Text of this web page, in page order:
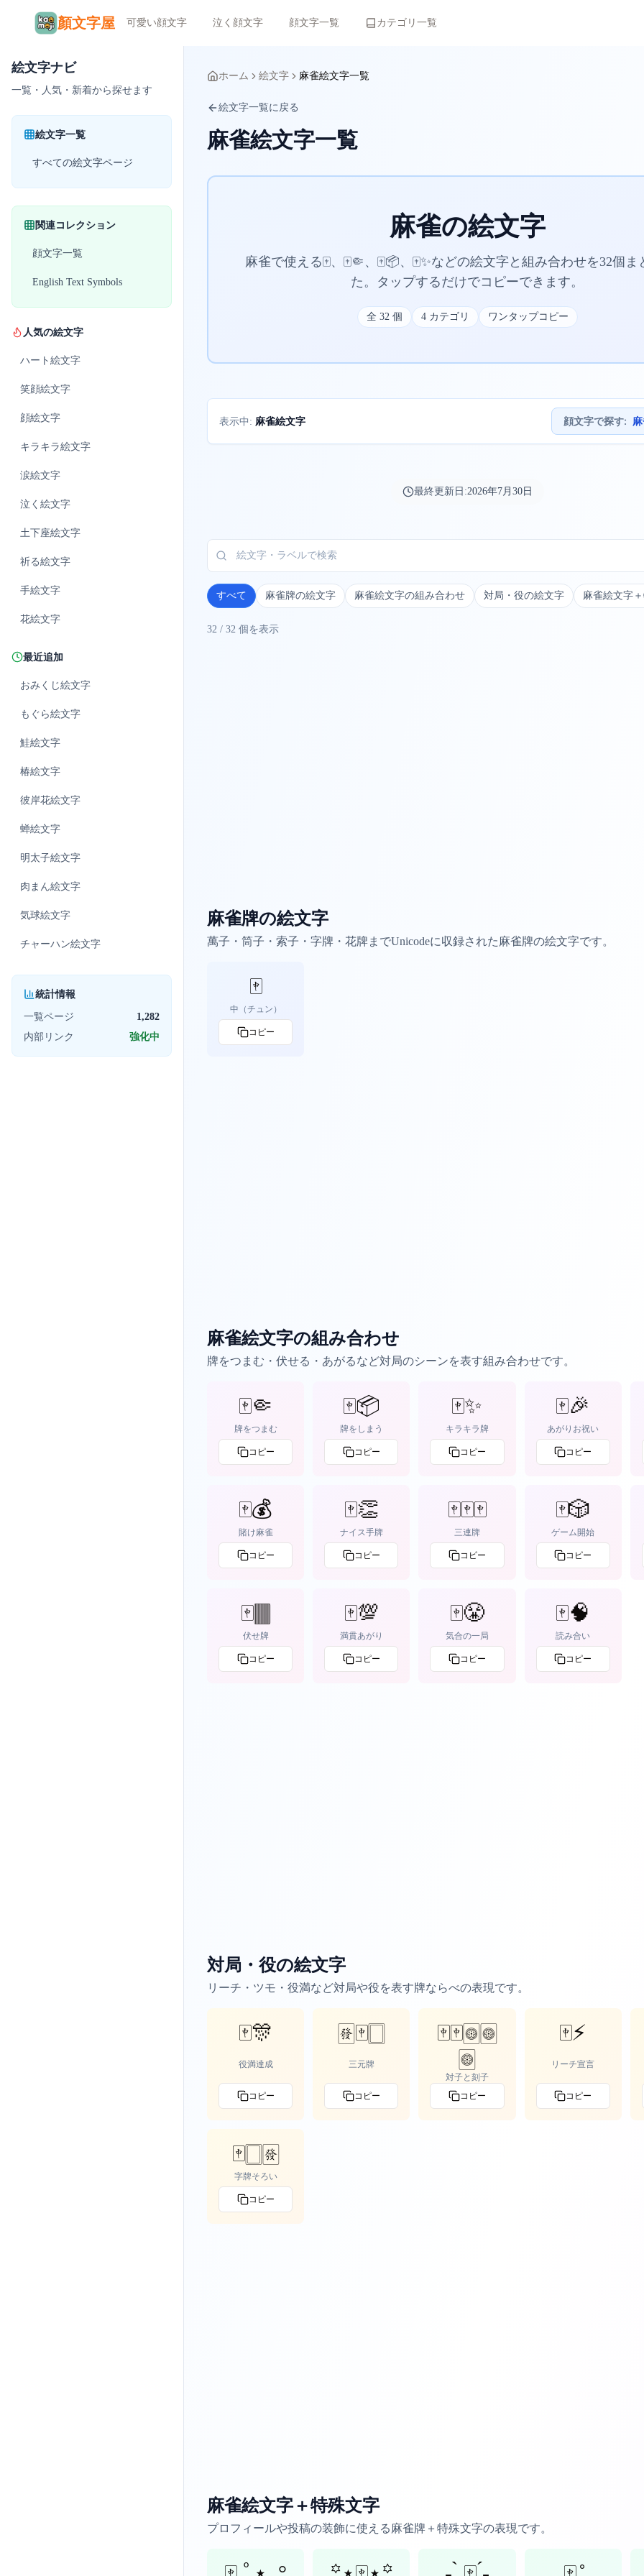
顏文字屋 可愛い顔文字 泣く顔文字 顔文字一覧 カテゴリ一覧
絵文字ナビ
一覧・人気・新着から探せます
絵文字一覧
すべての絵文字ページ
関連コレクション
顔文字一覧
English Text Symbols
人気の絵文字
ハート 絵文字
笑顔絵文字
顔絵文字
キラキラ絵文字
涙絵文字
泣く 絵文字
土下座絵文字
祈る絵文字
手絵文字
花絵文字
最近追加
おみくじ絵文字
もぐら絵文字
鮭絵文字
椿絵文字
彼岸花絵文字
蝉絵文字
明太子絵文字
肉まん絵文字
気球絵文字
チャーハン絵文字
統計情報
一覧ページ
1,282
内部リンク
強化中
ホーム 絵文字 麻雀絵文字一覧
絵文字一覧に戻る
麻雀絵文字一覧
麻雀の絵文字
麻雀で使える🀄、🀄🤏、🀄📦、🀄✨などの絵文字と組み合わせを32個ま
た。タップするだけでコピーできます。
全 32個 4カテゴリ ワンタップコピー
表示中: 麻雀絵文字 顔文字で探す:
最終更新日:2026年7月30日
すべて 麻雀牌の絵文字 麻雀絵文字の組み合わせ 対局・役の絵文字 麻雀絵文字
32 / 32 個を表示
麻雀牌の絵文字
萬子・筒子・索子・字牌・花牌までUnicodeに収録された麻雀牌の絵文字です。
🀄
中（チュン）
コピー
麻雀絵文字の組み合わせ
牌をつまむ・伏せる・あがるなど対局のシーンを表す組み合わせです。
🀄🤏
牌をつまむ
コピー
🀄📦
牌をしまう
コピー
🀄✨
キラキラ牌
コピー
🀄🎉
あがりお祝い
コピー
🀄💰
賭け麻雀
コピー
🀄👏
ナイス手牌
コピー
🀄🀄🀄
三連牌
コピー
🀄🎲
ゲーム開始
コピー
🀄🀫
伏せ牌
コピー
🀄💯
満貫あがり
コピー
🀄😤
気合の一局
コピー
🀄🧠
読み合い
コピー
対局・役の絵文字
リーチ・ツモ・役満など対局や役を表す牌ならべの表現です。
🀄🎊
役満達成
コピー
🀅🀄🀆
三元牌
コピー
🀄🀄🀙🀙
🀙
対子と刻子
コピー
🀄⚡
リーチ宣言
コピー
🀄🀆🀅
字牌そろい
コピー
麻雀絵文字＋特殊文字
プロフィールや投稿の装飾に使える麻雀牌＋特殊文字の表現です。